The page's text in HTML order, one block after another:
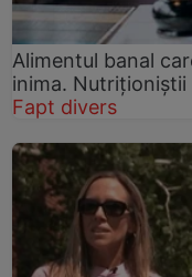
Alimentul banal
inima. Nutriționiștii
Fapt divers